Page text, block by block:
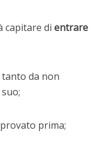
capitare di entrare
tanto da non
prima;